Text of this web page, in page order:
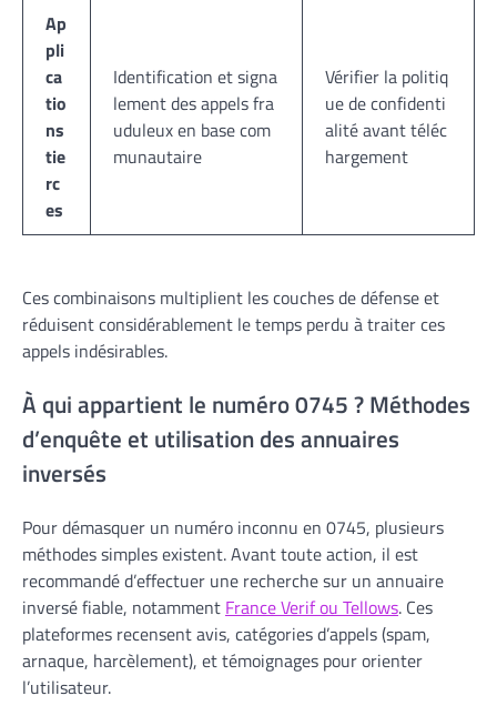
Ap
pli
ca
tio
ns
tie
rc
es
Identification et signa
lement des appels fra
uduleux en base com
munautaire
Vérifier la politiq
ue de confidenti
alité avant téléc
hargement
Ces combinaisons multiplient les couches de défense et
réduisent considérablement le temps perdu à traiter ces
appels indésirables.
À qui appartient le numéro 0745 ? Méthodes
d’enquête et utilisation des annuaires
inversés
Pour démasquer un numéro inconnu en 0745, plusieurs
méthodes simples existent. Avant toute action, il est
recommandé d’effectuer une recherche sur un annuaire
inversé fiable, notamment France Verif ou Tellows. Ces
plateformes recensent avis, catégories d’appels (spam,
arnaque, harcèlement), et témoignages pour orienter
l’utilisateur.